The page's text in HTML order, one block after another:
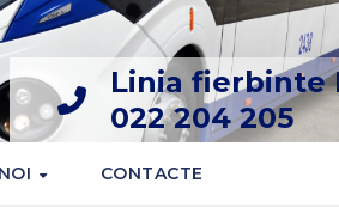
Linia fierbinte
022 204 205
CONTACTE